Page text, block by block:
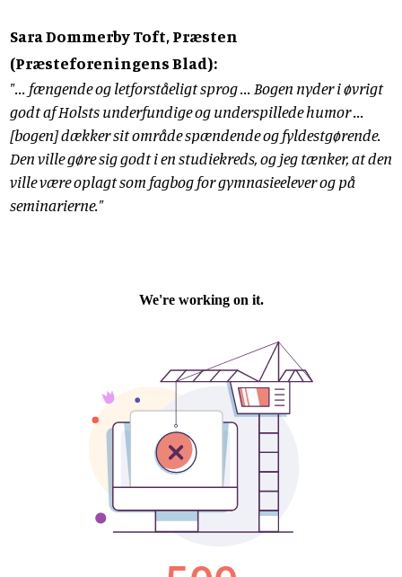
Sara Dommerby Toft, Præsten
(Præsteforeningens Blad):
"... fængende og letforståeligt sprog ... Bogen nyder i øvrigt
godt af Holsts underfundige og underspillede humor ...
[bogen] dækker sit område spændende og fyldestgørende.
Den ville gøre sig godt i en studiekreds, og jeg tænker, at den
ville være oplagt som fagbog for gymnasieelever og på
seminarierne."